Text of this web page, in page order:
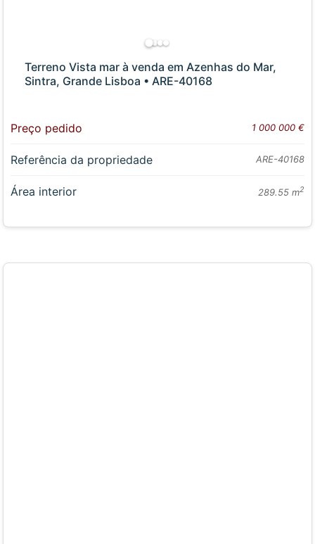
Terreno Vista mar à venda em Azenhas do Mar,
Sintra, Grande Lisboa • ARE-40168
Preço pedido 1 000 000 €
Referência da propriedade ARE-40168
Área interior 289.55 m2